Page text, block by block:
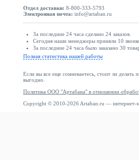
Отдел доставки: 8-800-333-5793
Электронная почта: info@artaban.ru
За последние 24 часа сделано 24 заказов.
Сегодня наши менеджеры приняли 10
За последние 24 часа было заказано 30
Полная статистика нашей работы
Если вы все еще сомневаетесь, стоит ли делать
выгодно.
Политика ООО "Артабана" в отношении
Copyright © 2010-2026 Artaban.ru — интернет-